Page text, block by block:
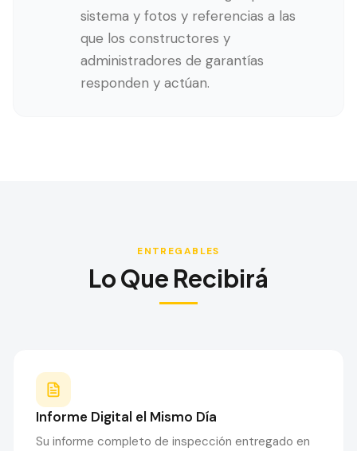
sistema y fotos y referencias a las
que los constructores y
administradores de garantías
responden y actúan.
ENTREGABLES
Lo Que Recibirá
Informe Digital el Mismo Día
Su informe completo de inspección entregado en